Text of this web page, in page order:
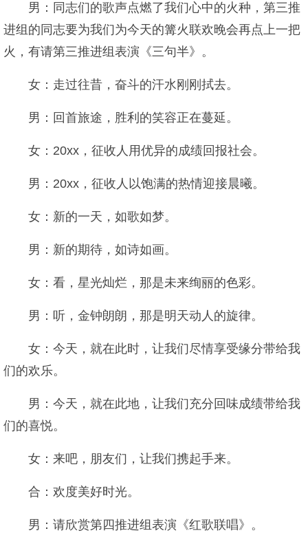
男：同志们的歌声点燃了我们心中的火种，第三推
进组的同志要为我们为今天的篝火联欢晚会再点上一把
火，有请第三推进组表演《三句半》。
女：走过往昔，奋斗的汗水刚刚拭去。
男：回首旅途，胜利的笑容正在蔓延。
女：20xx，征收人用优异的成绩回报社会。
男：20xx，征收人以饱满的热情迎接晨曦。
女：新的一天，如歌如梦。
男：新的期待，如诗如画。
女：看，星光灿烂，那是未来绚丽的色彩。
男：听，金钟朗朗，那是明天动人的旋律。
女：今天，就在此时，让我们尽情享受缘分带给我
们的欢乐。
男：今天，就在此地，让我们充分回味成绩带给我
们的喜悦。
女：来吧，朋友们，让我们携起手来。
合：欢度美好时光。
男：请欣赏第四推进组表演《红歌联唱》。